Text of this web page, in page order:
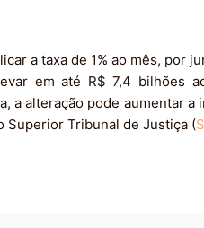
a taxa de 1% ao mês, por
em até R$ 7,4 bilhões
a alteração pode aumentar
Superior Tribunal de Justiça (